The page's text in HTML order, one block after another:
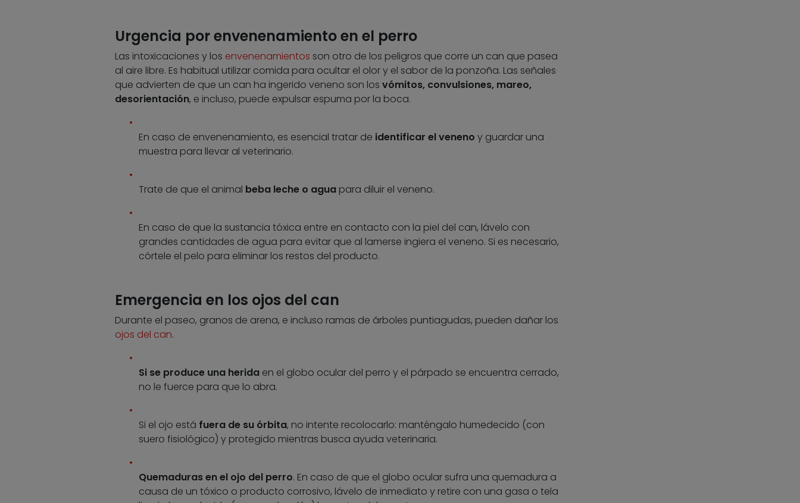
Urgencia por envenenamiento en el perro
Las intoxicaciones y los envenenamientos son otro de los peligros que corre un can que pasea
al aire libre. Es habitual utilizar comida para ocultar el olor y el sabor de la ponzoña. Las señales
que advierten de que un can ha ingerido veneno son los vómitos, convulsiones, mareo,
desorientación, e incluso, puede expulsar espuma por la boca.
En caso de envenenamiento, es esencial tratar de identificar el veneno y guardar una
muestra para llevar al veterinario.
Trate de que el animal beba leche o aguapara diluir el veneno.
En caso de que la sustancia tóxica entre en contacto con la piel del can, lávelo con
grandes cantidades de agua para evitar que al lamerse ingiera el veneno. Si es necesario,
córtele el pelo para eliminar los restos del producto.
Emergencia en los ojos del can
Durante el paseo, granos de arena, e incluso ramas de árboles puntiagudas, pueden dañar los
ojos del can.
Si se produce una heridaen el globo ocular del perro y el párpado se encuentra cerrado,
no le fuerce para que lo abra.
Si el ojo está fuera de su órbita, no intente recolocarlo: manténgalo humedecido (con
suero fisiológico) y protegido mientras busca ayuda veterinaria.
Quemaduras en el ojo del perro. En caso de que el globo ocular sufra una quemadura a
causa de un tóxico o producto corrosivo, lávelo de inmediato y retire con una gasa o tela